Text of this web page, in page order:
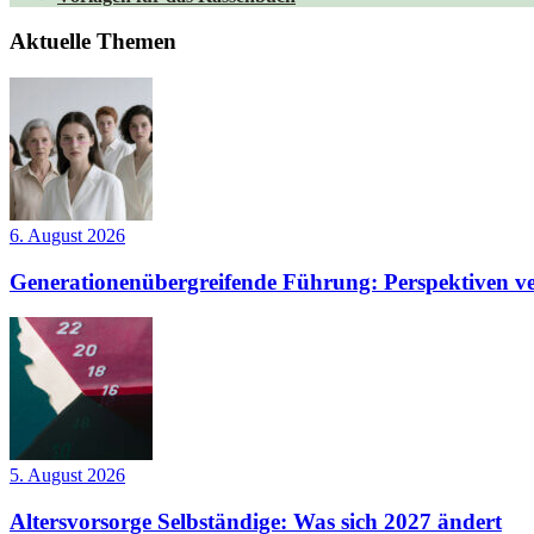
Aktuelle Themen
6. August 2026
Generationenübergreifende Führung: Perspektiven
5. August 2026
Altersvorsorge Selbständige: Was sich 2027 ändert